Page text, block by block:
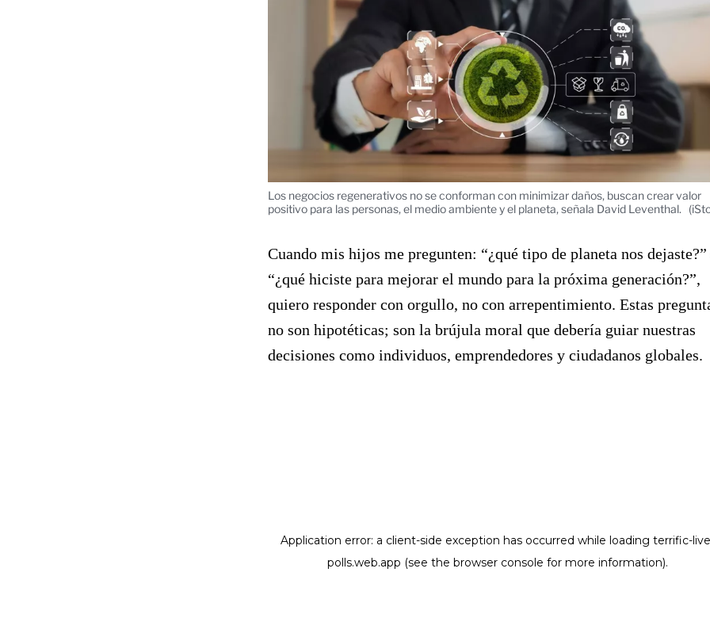
Los negocios regenerativos no se conforman con minimizar daños, buscan crear valor
positivo para las personas, el medio ambiente y el planeta, señala David Leventhal.
Cuando mis hijos me pregunten: “¿qué tipo de planeta nos dejaste?”
“¿qué hiciste para mejorar el mundo para la próxima generación?”,
quiero responder con orgullo, no con arrepentimiento. Estas
no son hipotéticas; son la brújula moral que debería guiar nuestras
decisiones como individuos, emprendedores y ciudadanos globales.